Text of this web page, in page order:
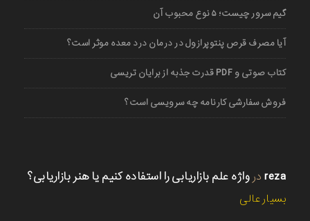
گیم سرور چیست؛ ۵ نوع محبوب آن
آیا مصرف قرص پنتوپرازول در درمان درد معده موثر است؟
کتاب صوتی و PDF قدرت جذبه از برایان تریسی
فروش سفارشی کارنامه چه سرویسی است؟
reza در واژه علم بازاریابی را استفاده کنیم یا هنر بازاریابی؟
بسیار عالی